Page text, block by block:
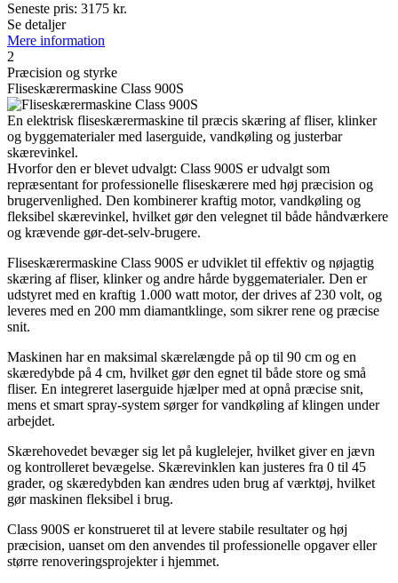
Seneste pris: 3175 kr.
Se detaljer
Mere information
2
Præcision og styrke
Fliseskærermaskine Class 900S
En elektrisk fliseskærermaskine til præcis skæring af fliser, klinker
og byggematerialer med laserguide, vandkøling og justerbar
skærevinkel.
Hvorfor den er blevet udvalgt: Class 900S er udvalgt som
repræsentant for professionelle fliseskærere med høj præcision og
brugervenlighed. Den kombinerer kraftig motor, vandkøling og
fleksibel skærevinkel, hvilket gør den velegnet til både håndværkere
og krævende gør-det-selv-brugere.
Fliseskærermaskine Class 900S er udviklet til effektiv og nøjagtig
skæring af fliser, klinker og andre hårde byggematerialer. Den er
udstyret med en kraftig 1.000 watt motor, der drives af 230 volt, og
leveres med en 200 mm diamantklinge, som sikrer rene og præcise
snit.
Maskinen har en maksimal skærelængde på op til 90 cm og en
skæredybde på 4 cm, hvilket gør den egnet til både store og små
fliser. En integreret laserguide hjælper med at opnå præcise snit,
mens et smart spray-system sørger for vandkøling af klingen under
arbejdet.
Skærehovedet bevæger sig let på kuglelejer, hvilket giver en jævn
og kontrolleret bevægelse. Skærevinklen kan justeres fra 0 til 45
grader, og skæredybden kan ændres uden brug af værktøj, hvilket
gør maskinen fleksibel i brug.
Class 900S er konstrueret til at levere stabile resultater og høj
præcision, uanset om den anvendes til professionelle opgaver eller
større renoveringsprojekter i hjemmet.